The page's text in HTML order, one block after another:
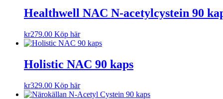
Healthwell NAC N-acetylcystein 90
kr279.00 Köp här
Holistic NAC 90 kaps
kr329.00 Köp här